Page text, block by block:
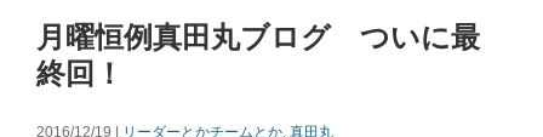
月曜恒例真田丸ブログ ついに最
終回！
2016/12/19 | リーダーとかチームとか, 真田丸